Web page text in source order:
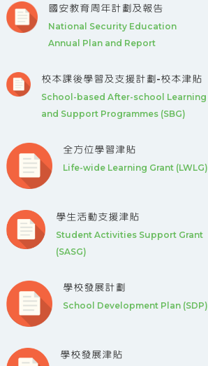
國安教育周年計劃及報告
National Security Education
Annual Plan and Report
校本課後學習及支援計劃-校本津貼
School-based After-school Learning
and Support Programmes (SBG)
全方位學習津貼
Life-wide Learning Grant (LWLG)
學生活動支援津貼
Student Activities Support Grant
(SASG)
學校發展計劃
School Development Plan (SDP)
學校發展津貼